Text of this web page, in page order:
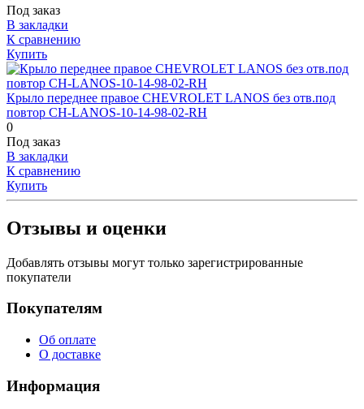
Под заказ
В закладки
К сравнению
Купить
Крыло переднее правое CHEVROLET LANOS без отв.под
повтор CH-LANOS-10-14-98-02-RH
0
Под заказ
В закладки
К сравнению
Купить
Отзывы и оценки
Добавлять отзывы могут только зарегистрированные
покупатели
Покупателям
Об оплате
О доставке
Информация